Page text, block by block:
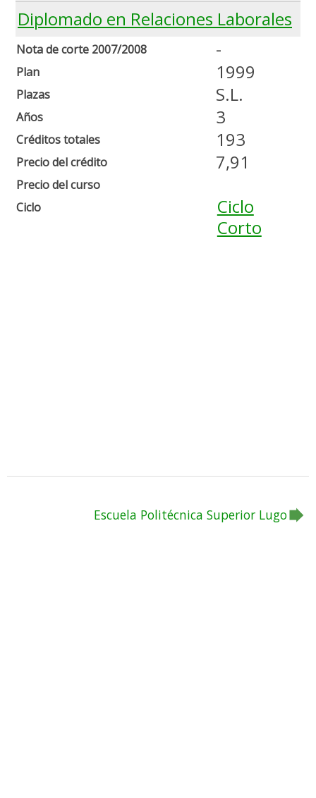
Diplomado en Relaciones Laborales
Nota de corte 2007/2008
Plan
Plazas
Años
Créditos totales
Precio del crédito
Precio del curso
Ciclo
-
1999
S.L.
3
193
7,91
Ciclo
Corto
Escuela Politécnica Superior Lugo